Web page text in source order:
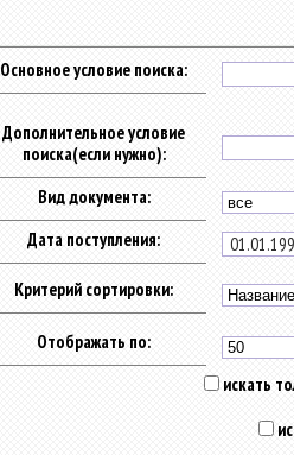
Основное условие поиска:
Дополнительное условие
поиска(если нужно):
Вид документа:
Дата поступления:
Критерий сортировки:
Отображать по:
искать